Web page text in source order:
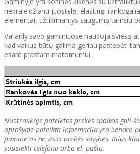
nepraleidžianti juostelė, elastingi
elementai, užtikrinantys saugumą tamsiu
Valianly savo gaminiuose naudoja šviesą
kad vaikus būtų galima geriau pastebėti
esant prastam matomumui.
Nuotraukoje pateiktos prekės spalvos gali
aprašyme pateikta informacija yra bendro
paminėtos ne visos prekės savybės. Kilus
susisiekti telefonu arba el. paštu.